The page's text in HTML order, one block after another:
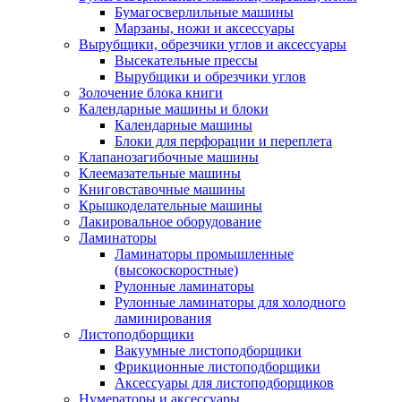
Бумагосверлильные машины
Марзаны, ножи и аксессуары
Вырубщики, обрезчики углов и аксессуары
Высекательные прессы
Вырубщики и обрезчики углов
Золочение блока книги
Календарные машины и блоки
Календарные машины
Блоки для перфорации и переплета
Клапанозагибочные машины
Клеемазательные машины
Книговставочные машины
Крышкоделательные машины
Лакировальное оборудование
Ламинаторы
Ламинаторы промышленные
(высокоскоростные)
Рулонные ламинаторы
Рулонные ламинаторы для холодного
ламинирования
Листоподборщики
Вакуумные листоподборщики
Фрикционные листоподборщики
Аксессуары для листоподборщиков
Нумераторы и аксессуары